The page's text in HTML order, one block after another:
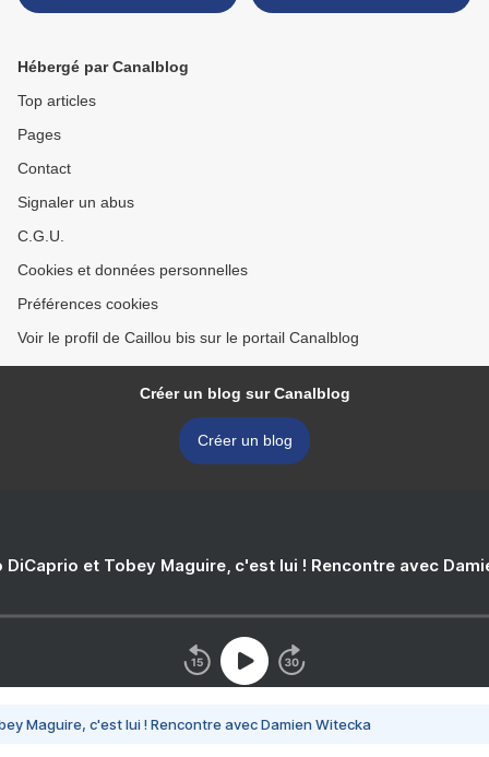
Hébergé par Canalblog
Top articles
Pages
Contact
Signaler un abus
C.G.U.
Cookies et données personnelles
Préférences cookies
Voir le profil de Caillou bis sur le portail Canalblog
Créer un blog sur Canalblog
Créer un blog
DiCaprio et Tobey Maguire, c'est lui ! Rencontre avec
Maguire, c'est lui ! Rencontre avec Damien Witecka